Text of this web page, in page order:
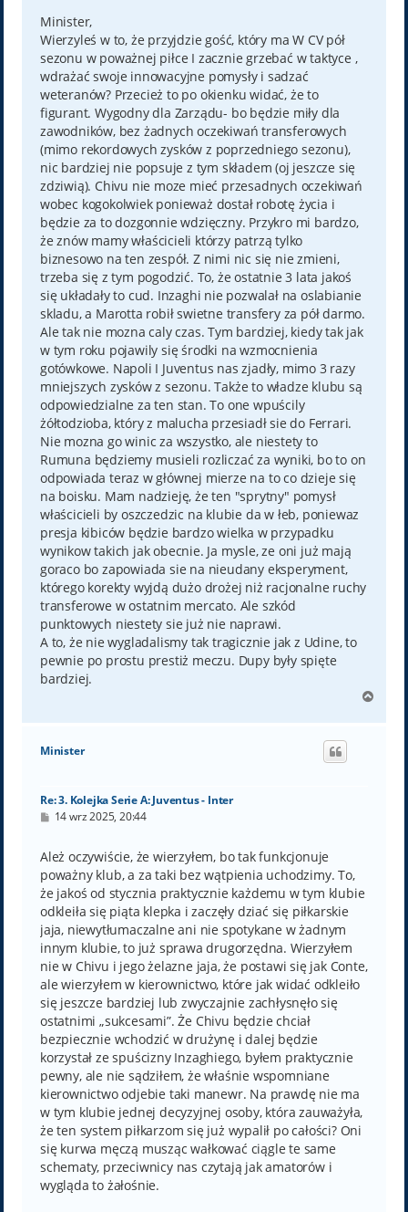
t
Minister,
Wierzyleś w to, że przyjdzie gość, który ma W CV pół
sezonu w poważnej piłce I zacznie grzebać w taktyce ,
wdrażać swoje innowacyjne pomysły i sadzać
weteranów? Przecież to po okienku widać, że to
figurant. Wygodny dla Zarządu- bo będzie miły dla
zawodników, bez żadnych oczekiwań transferowych
(mimo rekordowych zysków z poprzedniego sezonu),
nic bardziej nie popsuje z tym składem (oj jeszcze się
zdziwią). Chivu nie moze mieć przesadnych oczekiwań
wobec kogokolwiek ponieważ dostał robotę życia i
będzie za to dozgonnie wdzięczny. Przykro mi bardzo,
że znów mamy właścicieli którzy patrzą tylko
biznesowo na ten zespół. Z nimi nic się nie zmieni,
trzeba się z tym pogodzić. To, że ostatnie 3 lata jakoś
się układały to cud. Inzaghi nie pozwalał na oslabianie
skladu, a Marotta robił swietne transfery za pół darmo.
Ale tak nie mozna caly czas. Tym bardziej, kiedy tak jak
w tym roku pojawily się środki na wzmocnienia
gotówkowe. Napoli I Juventus nas zjadły, mimo 3 razy
mniejszych zysków z sezonu. Także to władze klubu są
odpowiedzialne za ten stan. To one wpuścily
żółtodzioba, który z malucha przesiadł sie do Ferrari.
Nie mozna go winic za wszystko, ale niestety to
Rumuna będziemy musieli rozliczać za wyniki, bo to on
odpowiada teraz w głównej mierze na to co dzieje się
na boisku. Mam nadzieję, że ten "sprytny" pomysł
właścicieli by oszczedzic na klubie da w łeb, poniewaz
presja kibiców będzie bardzo wielka w przypadku
wynikow takich jak obecnie. Ja mysle, ze oni już mają
goraco bo zapowiada sie na nieudany eksperyment,
którego korekty wyjdą dużo drożej niż racjonalne ruchy
transferowe w ostatnim mercato. Ale szkód
punktowych niestety sie już nie naprawi.
A to, że nie wygladalismy tak tragicznie jak z Udine, to
pewnie po prostu prestiż meczu. Dupy były spięte
bardziej.
g
Minister
Re: 3. Kolejka Serie A: Juventus - Inter
P
t
14 wrz 2025, 20:44
Ależ oczywiście, że wierzyłem, bo tak funkcjonuje
poważny klub, a za taki bez wątpienia uchodzimy. To,
że jakoś od stycznia praktycznie każdemu w tym klubie
odkleiła się piąta klepka i zaczęły dziać się piłkarskie
jaja, niewytłumaczalne ani nie spotykane w żadnym
innym klubie, to już sprawa drugorzędna. Wierzyłem
nie w Chivu i jego żelazne jaja, że postawi się jak Conte,
ale wierzyłem w kierownictwo, które jak widać odkleiło
się jeszcze bardziej lub zwyczajnie zachłysnęło się
ostatnimi „sukcesami”. Że Chivu będzie chciał
bezpiecznie wchodzić w drużynę i dalej będzie
korzystał ze spuścizny Inzaghiego, byłem praktycznie
pewny, ale nie sądziłem, że właśnie wspomniane
kierownictwo odjebie taki manewr. Na prawdę nie ma
w tym klubie jednej decyzyjnej osoby, która zauważyła,
że ten system piłkarzom się już wypalił po całości? Oni
się kurwa męczą musząc wałkować ciągle te same
schematy, przeciwnicy nas czytają jak amatorów i
wygląda to żałośnie.